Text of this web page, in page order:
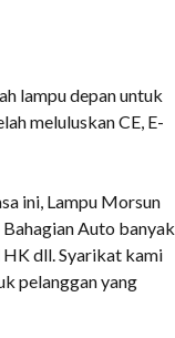
lampu depan untuk
meluluskan CE, E-
ini, Lampu Morsun
Auto banyak
HK dll. Syarikat kami
pelanggan yang